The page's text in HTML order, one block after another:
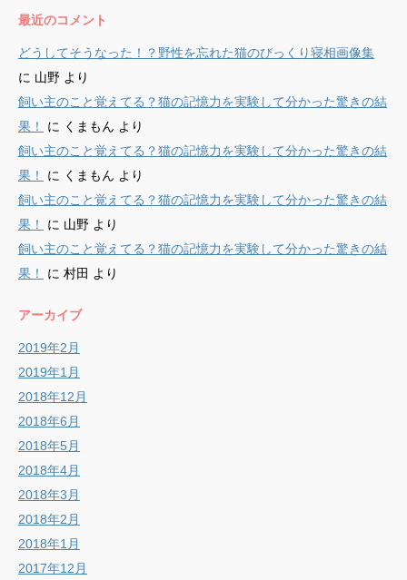
最近のコメント
どうしてそうなった！？野性を忘れた猫のびっくり寝相画像集
に 山野 より
飼い主のこと覚えてる？猫の記憶力を実験して分かった驚きの結
果！
に くまもん より
飼い主のこと覚えてる？猫の記憶力を実験して分かった驚きの結
果！
に くまもん より
飼い主のこと覚えてる？猫の記憶力を実験して分かった驚きの結
果！
に 山野 より
飼い主のこと覚えてる？猫の記憶力を実験して分かった驚きの結
果！
に 村田 より
アーカイブ
2019年2月
2019年1月
2018年12月
2018年6月
2018年5月
2018年4月
2018年3月
2018年2月
2018年1月
2017年12月